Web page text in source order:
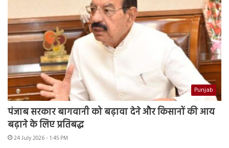
Punjab
पंजाब सरकार बागवानी को बढ़ावा देने और किसानों की आय
बढ़ाने के लिए प्रतिबद्ध
24 July 2026 - 1:45 PM